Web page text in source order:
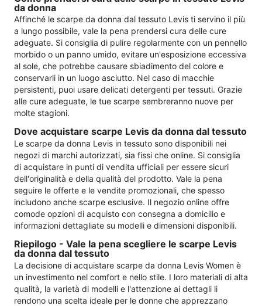
da donna
Affinché le scarpe da donna dal tessuto Levis ti servino il più
a lungo possibile, vale la pena prendersi cura delle cure
adeguate. Si consiglia di pulire regolarmente con un pennello
morbido o un panno umido, evitare un'esposizione eccessiva
al sole, che potrebbe causare sbiadimento del colore e
conservarli in un luogo asciutto. Nel caso di macchie
persistenti, puoi usare delicati detergenti per tessuti. Grazie
alle cure adeguate, le tue scarpe sembreranno nuove per
molte stagioni.
Dove acquistare scarpe Levis da donna dal tessuto
Le scarpe da donna Levis in tessuto sono disponibili nei
negozi di marchi autorizzati, sia fissi che online. Si consiglia
di acquistare in punti di vendita ufficiali per essere sicuri
dell'originalità e della qualità del prodotto. Vale la pena
seguire le offerte e le vendite promozionali, che spesso
includono anche scarpe esclusive. Il negozio online offre
comode opzioni di acquisto con consegna a domicilio e
informazioni dettagliate su modelli e dimensioni disponibili.
Riepilogo - Vale la pena scegliere le scarpe Levis
da donna dal tessuto
La decisione di acquistare scarpe da donna Levis Women è
un investimento nel comfort e nello stile. I loro materiali di alta
qualità, la varietà di modelli e l'attenzione ai dettagli li
rendono una scelta ideale per le donne che apprezzano